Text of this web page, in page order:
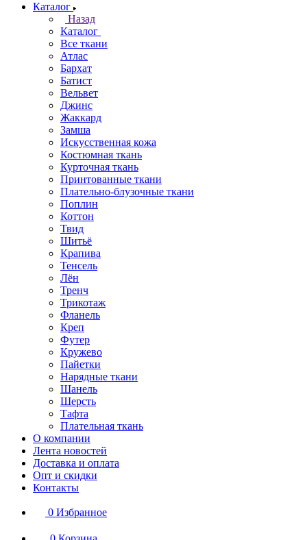
Каталог
Назад
Каталог
Все ткани
Атлас
Бархат
Батист
Вельвет
Джинс
Жаккард
Замша
Искусственная кожа
Костюмная ткань
Курточная ткань
Принтованные ткани
Плательно-блузочные ткани
Поплин
Коттон
Твид
Шитьё
Крапива
Тенсель
Лён
Тренч
Трикотаж
Фланель
Креп
Футер
Кружево
Пайетки
Нарядные ткани
Шанель
Шерсть
Тафта
Плательная ткань
О компании
Лента новостей
Доставка и оплата
Опт и скидки
Контакты
0 Избранное